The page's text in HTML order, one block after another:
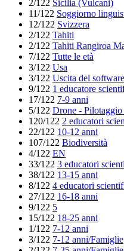
2/122 Sicilia (Vulcani)
11/122 Soggiorno
12/122 Svizzera
2/122 Tahiti
2/122 Tahiti Rangiroa
7/122 Tutte le età
3/122 Usa
3/122 Uscita del
9/122 1 educatore
17/122 7-9 anni
5/122 Drone -
120/122 2 educatori
22/122 10-12 anni
107/122 Biodiversità
4/122 EN
33/122 3 educatori
38/122 13-15 anni
8/122 4 educatori
27/122 16-18 anni
9/122 5
15/122 18-25 anni
1/122 7-12 anni
3/122 7-12 anni/Famiglie